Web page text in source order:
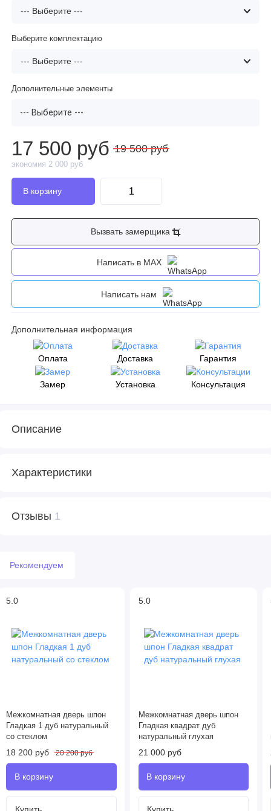
Выберите комплектацию
Дополнительные элементы
--- Выберите ---
17 500 руб 19 500 руб
экономия 2 000 руб
Вызвать замерщика
Написать в MAX
Написать нам
Дополнительная информация
Оплата Доставка Гарантия
Замер Установка Консультация
Описание
Характеристики
Отзывы 1
Рекомендуем
5.0
Межкомнатная дверь шпон
Гладкая 1 дуб натуральный
со стеклом
18 200 руб 20 200 руб
5.0
Межкомнатная дверь шпон
Гладкая квадрат дуб
натуральный глухая
21 000 руб